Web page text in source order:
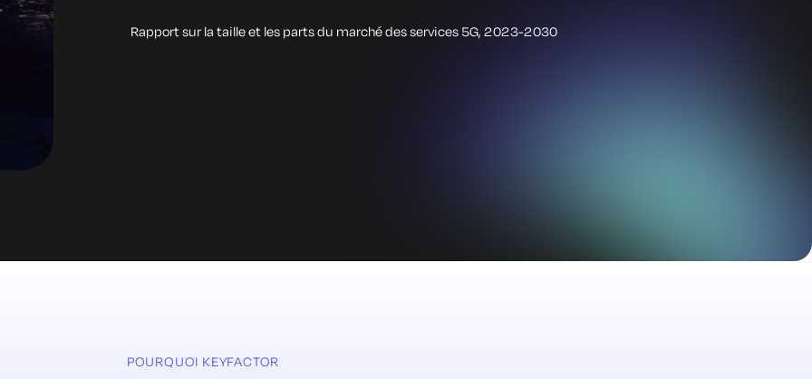
Rapport sur la taille et les parts du marché des services 5G, 2023-2030
POURQUOI KEYFACTOR